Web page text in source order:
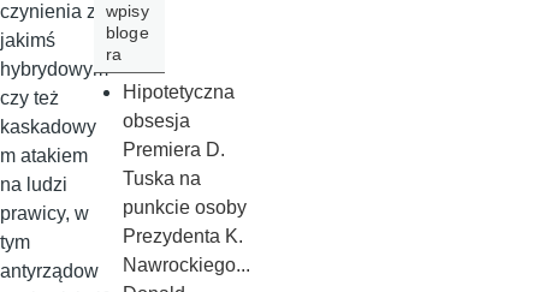
czynienia z
jakimś
hybrydowym
czy też
kaskadowy
m atakiem
na ludzi
prawicy, w
tym
antyrządow
wpisy
bloge
ra
Hipotetyczna
obsesja
Premiera D.
Tuska na
punkcie osoby
Prezydenta K.
Nawrockiego...